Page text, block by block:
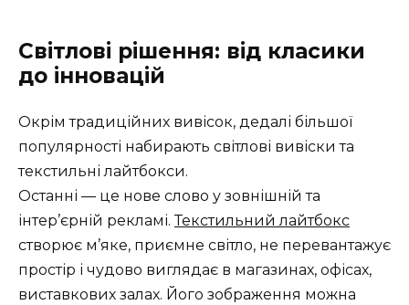
Світлові рішення: від класики
до інновацій
Окрім традиційних вивісок, дедалі більшої
популярності набирають світлові вивіски та
текстильні лайтбокси.
Останні — це нове слово у зовнішній та
інтер’єрній рекламі.Текстильний лайтбокс
створює м’яке, приємне світло, не перевантажує
простір і чудово виглядає в магазинах, офісах,
виставкових залах. Його зображення можна